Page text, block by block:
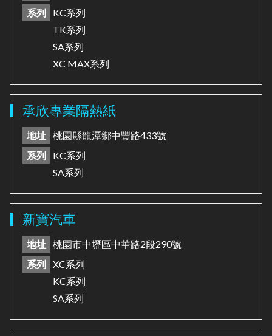
系列
KC系列
TK系列
SA系列
XC MAX系列
承欣專業隔熱紙
地址
桃園縣龍潭鄉中豐路433號
系列
KC系列
SA系列
新寶汽車
地址
桃園市中壢區中華路2段290號
系列
XC系列
KC系列
SA系列